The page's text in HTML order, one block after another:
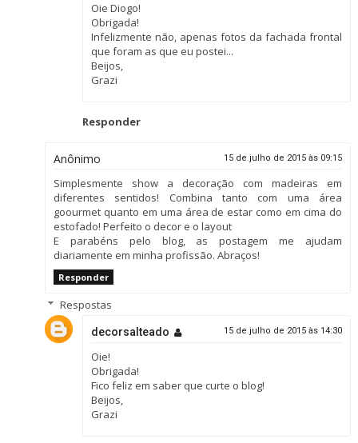
Oie Diogo!
Obrigada!
Infelizmente não, apenas fotos da fachada frontal
que foram as que eu postei...
Beijos,
Grazi
Responder
Anônimo 15 de julho de 2015 às 09:15
Simplesmente show a decoração com madeiras em
diferentes sentidos! Combina tanto com uma área
goourmet quanto em uma área de estar como em cima do
estofado! Perfeito o decor e o layout
E parabéns pelo blog, as postagem me ajudam
diariamente em minha profissão. Abraços!
Responder
Respostas
decorsalteado 15 de julho de 2015 às 14:30
Oie!
Obrigada!
Fico feliz em saber que curte o blog!
Beijos,
Grazi